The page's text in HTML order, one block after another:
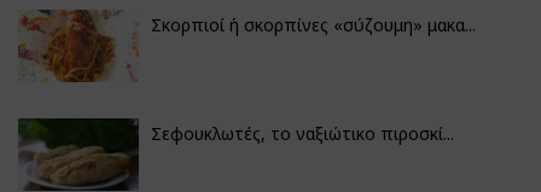
Σκορπιοί ή σκορπίνες «σύζουμη» μακα...
Σεφουκλωτές, το ναξιώτικο πιροσκί...